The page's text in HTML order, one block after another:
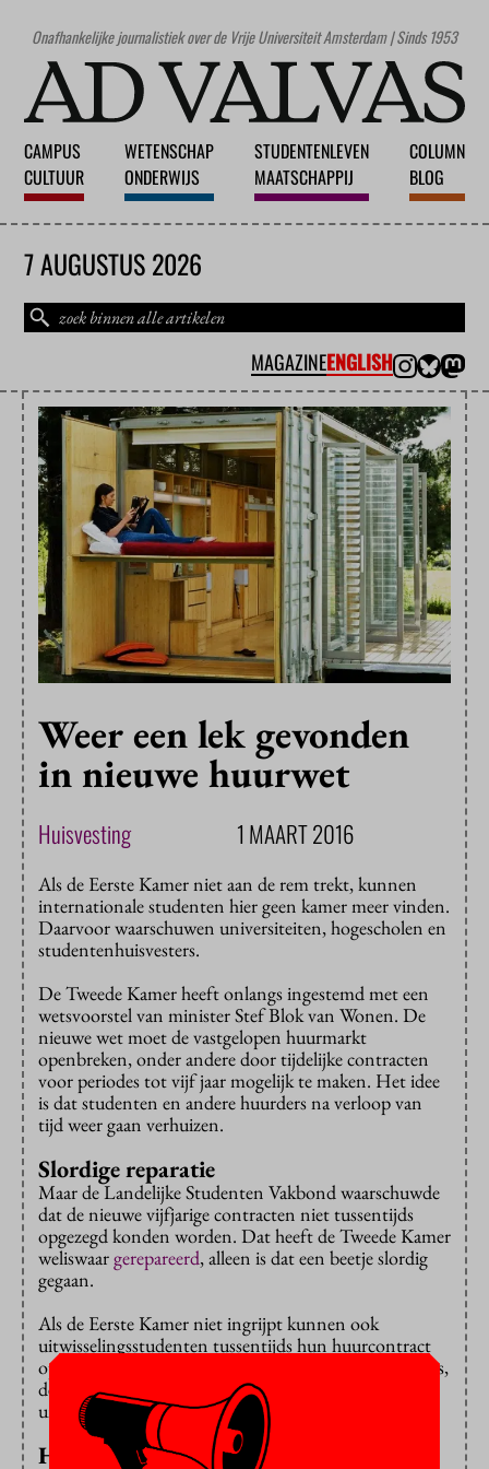
Onafhankelijke journalistiek over de Vrije Universiteit Amsterdam | Sinds 1953
CAMPUS
CULTUUR
WETENSCHAP
ONDERWIJS
STUDENTENLEVEN
MAATSCHAPPIJ
COLUMN
BLOG
7 AUGUSTUS 2026
MAGAZINEENGLISH
Weer een lek gevonden
in nieuwe huurwet
Huisvesting 1 MAART 2016
Als de Eerste Kamer niet aan de rem trekt, kunnen
internationale studenten hier geen kamer meer vinden.
Daarvoor waarschuwen universiteiten, hogescholen en
studentenhuisvesters.
De Tweede Kamer heeft onlangs ingestemd met een
wetsvoorstel van minister Stef Blok van Wonen. De
nieuwe wet moet de vastgelopen huurmarkt
openbreken, onder andere door tijdelijke contracten
voor periodes tot vijf jaar mogelijk te maken. Het idee
is dat studenten en andere huurders na verloop van
tijd weer gaan verhuizen.
Slordige reparatie
Maar de Landelijke Studenten Vakbond waarschuwde
dat de nieuwe vijfjarige contracten niet tussentijds
opgezegd konden worden. Dat heeft de Tweede Kamer
weliswaargerepareerd, alleen is dat een beetje slordig
gegaan.
Als de Eerste Kamer niet ingrijpt kunnen ook
uitwisselingsstudenten tussentijds hun huurcontract
opzeggen. En dat is een probleem,
Kences,
de koepel van studentenhuisvesters, samen met de
universiteiten en hogescholen.
Huurafspraken